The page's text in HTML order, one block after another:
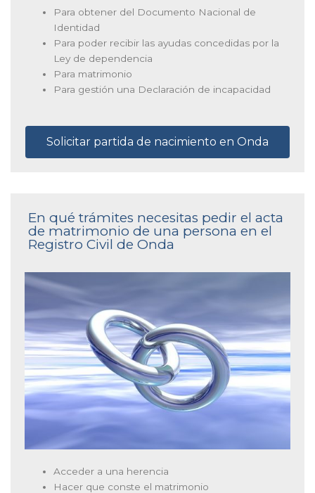
Para obtener del Documento Nacional de
Identidad
Para poder recibir las ayudas concedidas por la
Ley de dependencia
Para matrimonio
Para gestión una Declaración de incapacidad
Solicitar partida de nacimiento en Onda
En qué trámites necesitas pedir el acta
de matrimonio de una persona en el
Registro Civil de Onda
Acceder a una herencia
Hacer que conste el matrimonio